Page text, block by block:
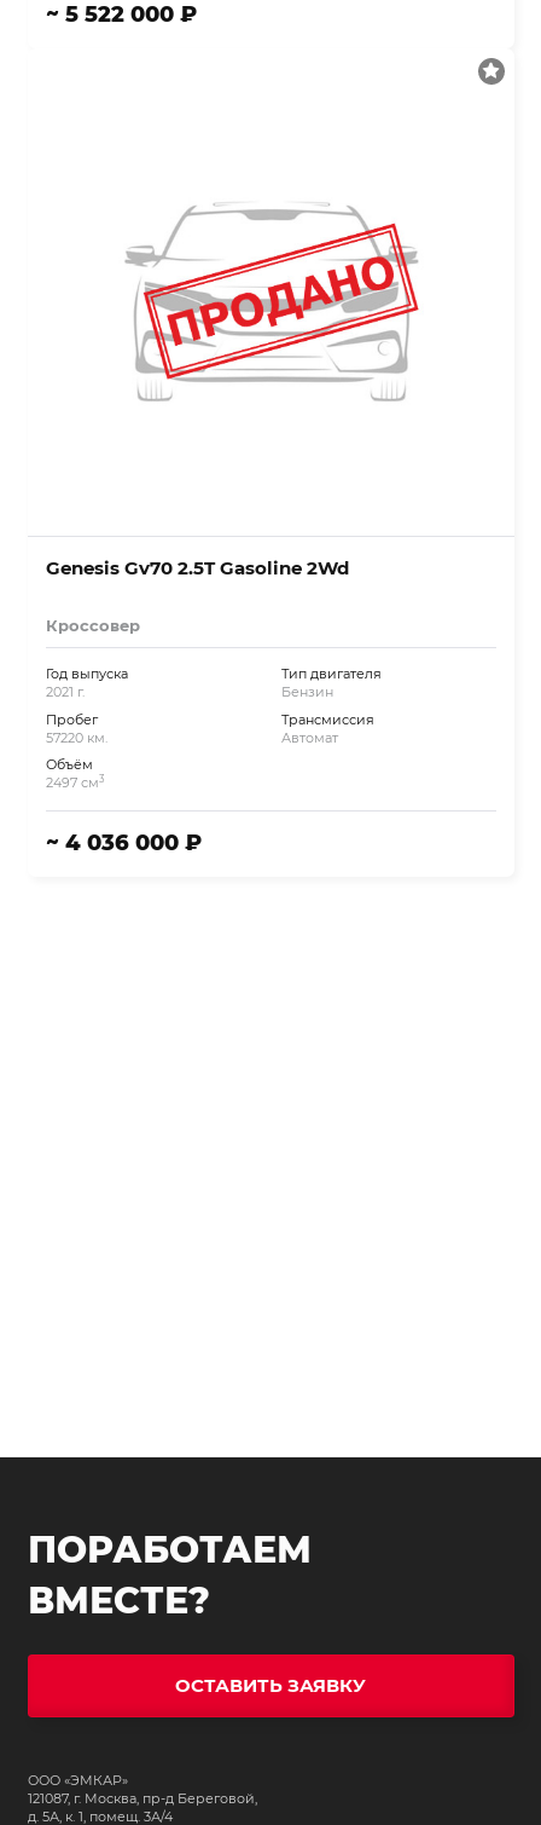
~ 5 522 000 ₽
Genesis Gv70 2.5T Gasoline 2Wd
Кроссовер
Год выпуска
2021 г.
Пробег
57220 км.
Объём
2497 см3
Тип двигателя
Бензин
Трансмиссия
Автомат
~ 4 036 000 ₽
ПОРАБОТАЕМ
ВМЕСТЕ?
ОСТАВИТЬ ЗАЯВКУ
ООО «ЭМКАР»
121087, г. Москва, пр-д Береговой,
д. 5А, к. 1, помещ. 3А/4